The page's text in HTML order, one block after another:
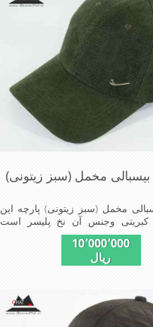
مخمل (سبز زیتونی)
مخمل (سبز زیتونی) پارچه این
کبریتی وجنس آن نخ پلیسر است
مشکی تترون دوخته شده تا کلاه
داشته باشد این مدل کلاه با بندگیری
پارچه مخمل لطیف
10٬000٬000
ریال